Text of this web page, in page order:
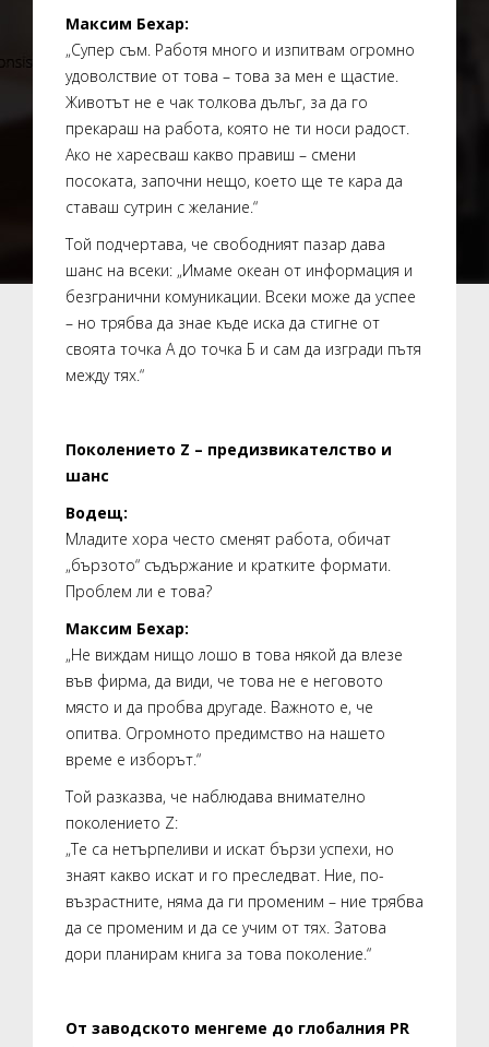
Максим Бехар:
„Супер съм. Работя много и изпитвам огромно
удоволствие от това – това за мен е щастие.
Животът не е чак толкова дълъг, за да го
прекараш на работа, която не ти носи радост.
Ако не харесваш какво правиш – смени
посоката, започни нещо, което ще те кара да
ставаш сутрин с желание.“
Той подчертава, че свободният пазар дава
шанс на всеки: „Имаме океан от информация и
безгранични комуникации. Всеки може да успее
– но трябва да знае къде иска да стигне от
своята точка А до точка Б и сам да изгради пътя
между тях.“
Поколението Z – предизвикателство и
шанс
Водещ:
Младите хора често сменят работа, обичат
„бързото“ съдържание и кратките формати.
Проблем ли е това?
Максим Бехар:
„Не виждам нищо лошо в това някой да влезе
във фирма, да види, че това не е неговото
място и да пробва другаде. Важното е, че
опитва. Огромното предимство на нашето
време е изборът.“
Той разказва, че наблюдава внимателно
поколението Z:
„Те са нетърпеливи и искат бързи успехи, но
знаят какво искат и го преследват. Ние, по-
възрастните, няма да ги променим – ние трябва
да се променим и да се учим от тях. Затова
дори планирам книга за това поколение.“
От заводското менгеме до глобалния PR